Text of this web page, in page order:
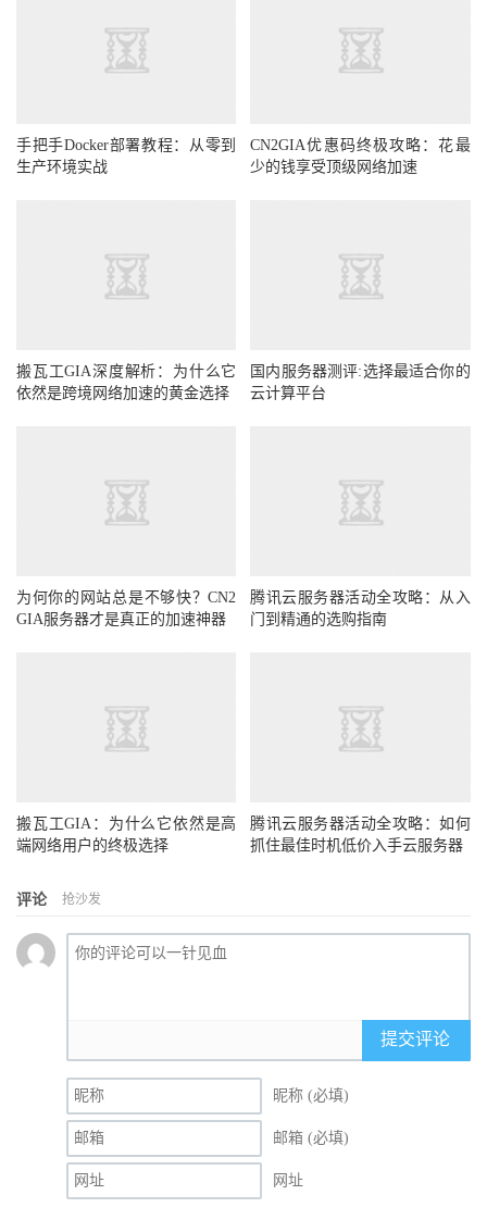
手把手Docker部署教程：从零到
生产环境实战
CN2GIA优惠码终极攻略：花最
少的钱享受顶级网络加速
搬瓦工GIA深度解析：为什么它
依然是跨境网络加速的黄金选择
国内服务器测评:选择最适合你的
云计算平台
为何你的网站总是不够快？CN2
GIA服务器才是真正的加速神器
腾讯云服务器活动全攻略：从入
门到精通的选购指南
搬瓦工GIA：为什么它依然是高
端网络用户的终极选择
腾讯云服务器活动全攻略：如何
抓住最佳时机低价入手云服务器
评论 抢沙发
提交评论
昵称 (必填)
邮箱 (必填)
网址